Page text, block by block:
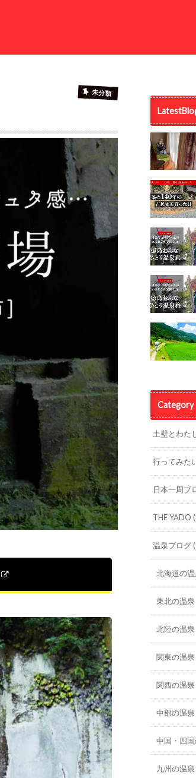
未分類
Category
土壁とわた
行ってみた
日本一周ブ
THE YADO
温泉ブログ
北海道の
東北の温
北陸の温
関東の温
関西の温
中部の温
中国・四
九州の温